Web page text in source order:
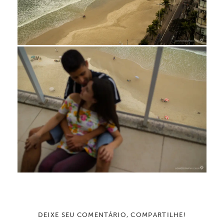
DEIXE SEU COMENTÁRIO, COMPARTILHE!